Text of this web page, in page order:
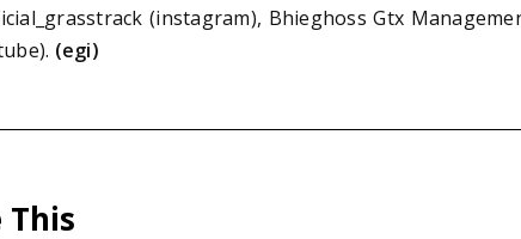
(instagram), Bhieghoss Gtx
(egi)
This